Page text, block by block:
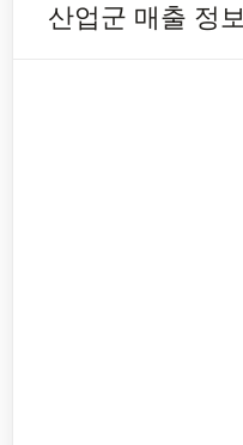
산업군 매출 정보